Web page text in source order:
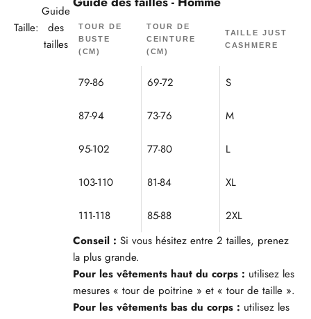
Taille:
Guide
des
tailles
TOUR DE
BUSTE
(CM)
TOUR DE
CEINTURE
(CM)
TAILLE JUST
CASHMERE
79-86 69-72 S
87-94 73-76 M
95-102 77-80 L
103-110 81-84 XL
111-118 85-88
2XL
Conseil : Si vous hésitez entre 2 tailles, prenez
la plus grande.
Pour les vêtements haut du corps : utilisez les
mesures « tour de poitrine » et « tour de taille ».
Pour les vêtements bas du corps : utilisez les